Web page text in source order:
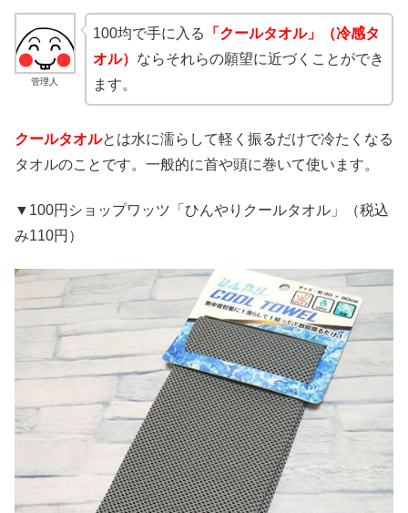
管理人
100均で手に入る 「クールタオル」（冷感タ
オル） ならそれらの願望に近づくことができ
ます。
クールタオルとは水に濡らして軽く振るだけで冷たくなる
タオルのことです。一般的に首や頭に巻いて使います。
▼100円ショップワッツ「ひんやりクールタオル」（税込
み110円）